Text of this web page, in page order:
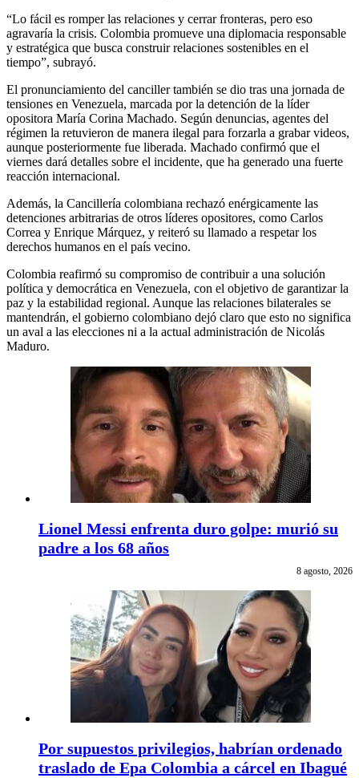
“Lo fácil es romper las relaciones y cerrar fronteras, pero eso
agravaría la crisis. Colombia promueve una diplomacia responsable
y estratégica que busca construir relaciones sostenibles en el
tiempo”, subrayó.
El pronunciamiento del canciller también se dio tras una jornada de
tensiones en Venezuela, marcada por la detención de la líder
opositora María Corina Machado. Según denuncias, agentes del
régimen la retuvieron de manera ilegal para forzarla a grabar videos,
aunque posteriormente fue liberada. Machado confirmó que el
viernes dará detalles sobre el incidente, que ha generado una fuerte
reacción internacional.
Además, la Cancillería colombiana rechazó enérgicamente las
detenciones arbitrarias de otros líderes opositores, como Carlos
Correa y Enrique Márquez, y reiteró su llamado a respetar los
derechos humanos en el país vecino.
Colombia reafirmó su compromiso de contribuir a una solución
política y democrática en Venezuela, con el objetivo de garantizar la
paz y la estabilidad regional. Aunque las relaciones bilaterales se
mantendrán, el gobierno colombiano dejó claro que esto no significa
un aval a las elecciones ni a la actual administración de Nicolás
Maduro.
Lionel Messi enfrenta duro golpe: murió su
padre a los 68 años
8 agosto, 2026
Por supuestos privilegios, habrían ordenado
traslado de Epa Colombia a cárcel en Ibagué